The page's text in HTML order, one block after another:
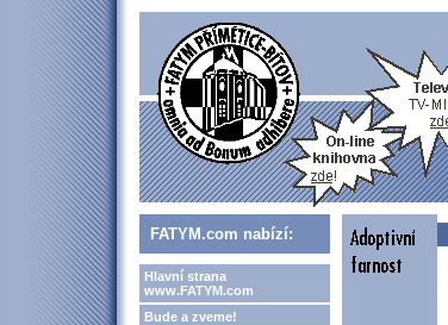
FATYM.com nabízí:
Hlavní strana
www.FATYM.com
Bude a zveme!